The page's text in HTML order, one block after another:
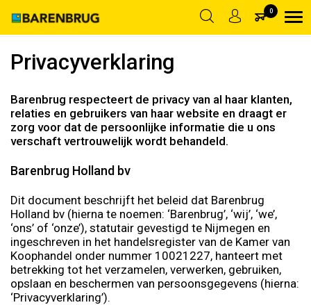
ACCOUNT AANMAKEN
0
Privacyverklaring Terug
Privacyverklaring
Barenbrug respecteert de privacy van al haar klanten,
relaties en gebruikers van haar website en draagt er
zorg voor dat de persoonlijke informatie die u ons
verschaft vertrouwelijk wordt behandeld.
Barenbrug Holland bv
Dit document beschrijft het beleid dat Barenbrug
Holland bv (hierna te noemen: ‘Barenbrug’, ‘wij’, ‘we’,
‘ons’ of ‘onze’), statutair gevestigd te Nijmegen en
ingeschreven in het handelsregister van de Kamer van
Koophandel onder nummer 10021227, hanteert met
betrekking tot het verzamelen, verwerken, gebruiken,
opslaan en beschermen van persoonsgegevens (hierna:
‘Privacyverklaring’).